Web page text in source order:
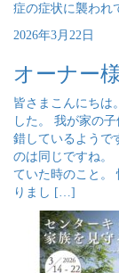
症の症状に襲わ
2026年3月22日
オーナー
皆さまこんにちは
した。 我が家の
錯しているようで
のは同じですね
ていた時のこと。
りまし […]